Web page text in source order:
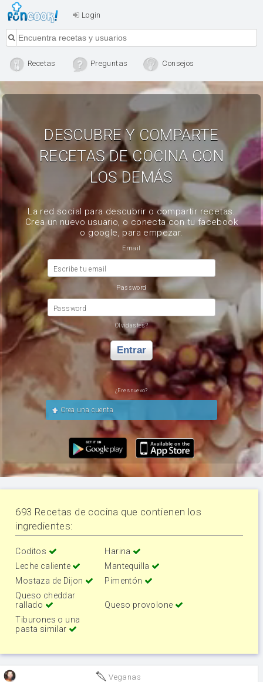
Login
Recetas Preguntas Consejos
DESCUBRE Y COMPARTE
RECETAS DE COCINA CON
LOS DEMÁS
La red social para descubrir o compartir recetas.
Crea un nuevo usuario, o conecta con tu facebook
o google, para empezar.
Email
Escribe tu email
Password
Password
Olvidastes?
Entrar
¿Eres nuevo?
Crea una cuenta
693 Recetas de cocina que contienen los
ingredientes:
Coditos
Harina
Leche caliente
Mantequilla
Mostaza de Dijon
Pimentón
Queso cheddar
rallado
Queso provolone
Tiburones o una
pasta similar
Veganas